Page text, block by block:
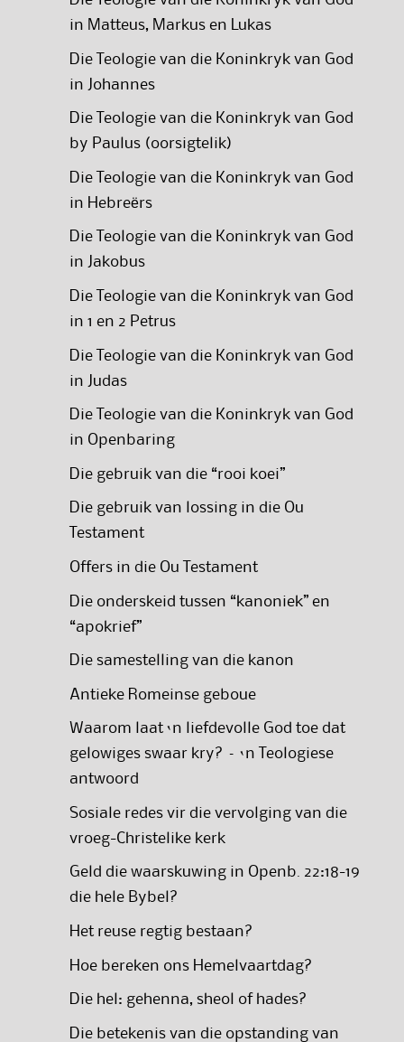
in Matteus, Markus en Lukas
Die Teologie van die Koninkryk van God
in Johannes
Die Teologie van die Koninkryk van God
by Paulus (oorsigtelik)
Die Teologie van die Koninkryk van God
in Hebreërs
Die Teologie van die Koninkryk van God
in Jakobus
Die Teologie van die Koninkryk van God
in 1 en 2 Petrus
Die Teologie van die Koninkryk van God
in Judas
Die Teologie van die Koninkryk van God
in Openbaring
Die gebruik van die “rooi koei”
Die gebruik van lossing in die Ou
Testament
Offers in die Ou Testament
Die onderskeid tussen “kanoniek” en
“apokrief”
Die samestelling van die kanon
Antieke Romeinse geboue
Waarom laat ‘n liefdevolle God toe dat
gelowiges swaar kry? – ‘n Teologiese
antwoord
Sosiale redes vir die vervolging van die
vroeg-Christelike kerk
Geld die waarskuwing in Openb. 22:18-19
die hele Bybel?
Het reuse regtig bestaan?
Hoe bereken ons Hemelvaartdag?
Die hel: gehenna, sheol of hades?
Die betekenis van die opstanding van